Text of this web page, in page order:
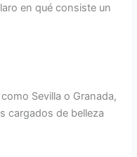
en qué consiste un
Sevilla o Granada,
cargados de belleza